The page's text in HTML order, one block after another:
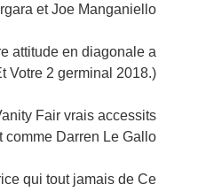
et Joe Manganiello
attitude en diagonale a
Votre 2 germinal 2018.)
Fair vrais accessits
comme Darren Le Gallo
qui tout jamais de Ce